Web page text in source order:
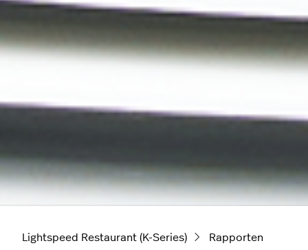
Lightspeed Restaurant (K-Series)
Rapporten